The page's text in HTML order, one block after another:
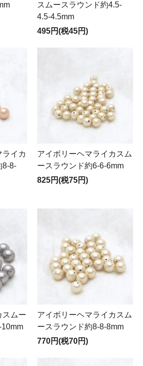
スムースラウンド約4.5-
4.5-4.5mm
495円(税45円)
ライカ
8-8-
アイボリーヘマライカスム
ースラウンド約6-6-6mm
825円(税75円)
スムー
アイボリーヘマライカスム
ースラウンド約8-8-8mm
770円(税70円)